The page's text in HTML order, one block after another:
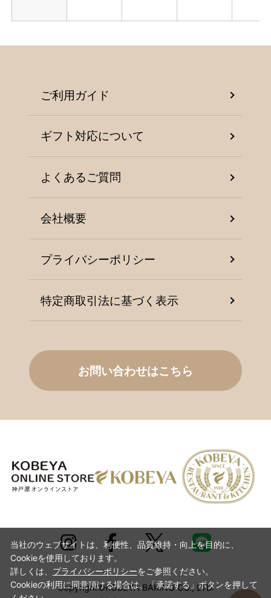
ご利用ガイド
ギフト対応について
よくあるご質問
会社概要
プライバシーポリシー
特定商取引法に基づく表示
お問い合わせはこちら
Copyright©KOBEYA BAKING CO., LTD.
当社のウェブサイトは、利便性、品質維持・向上を目的に、
Cookieを使用しております。
詳しくは、 プライバシーポリシーをご参照ください。
Cookieの利用に同意頂ける場合は、「承諾する」ボタンを押して